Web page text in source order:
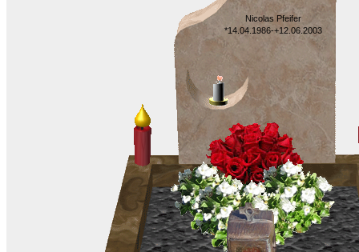
Nicolas Pfeifer
*14.04.1986-+12.06.2003